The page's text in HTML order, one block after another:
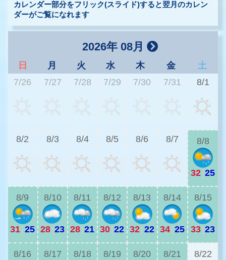
カレンダー部分をフリック(スライド)すると翌月のカレン
ダーがご覧になれます
2026年 08月
日 月 火 水 木 金
土
7/26
7/27 7/28 7/29 7/30 7/31 8/1
8/2 8/3 8/4 8/5 8/6 8/7 8/8
32|25
8/9
31|25
8/10
28|23
8/11
28|21
8/12
30|22
8/13
32|22
8/14
34|25
8/15
33|23
8/16 8/17 8/18 8/19 8/20 8/21 8/22